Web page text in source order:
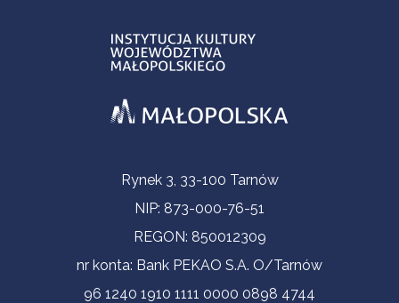
Informacje kontaktoweRynek 3, 33-100 Tarnów
NIP: 873-000-76-51
REGON: 850012309
nr konta: Bank PEKAO S.A. O/Tarnów
96 1240 1910 1111 0000 0898 4744